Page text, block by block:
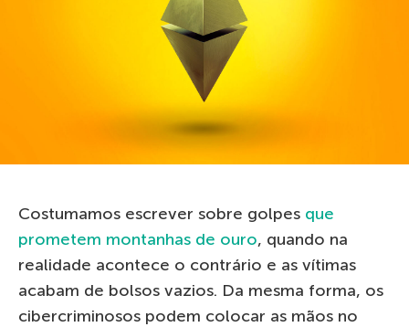
Costumamos escrever sobre golpes que
prometem montanhas de ouro, quando na
realidade acontece o contrário e as vítimas
acabam de bolsos vazios. Da mesma forma, os
cibercriminosos podem colocar as mãos no